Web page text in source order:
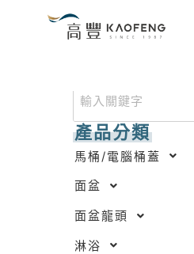
產品分類
馬桶/電腦桶蓋
面盆
面盆龍頭
淋浴